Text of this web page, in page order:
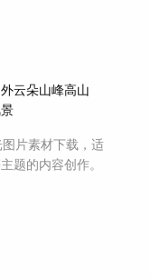
云朵山峰高山
图片素材下载，适
题的内容创作。